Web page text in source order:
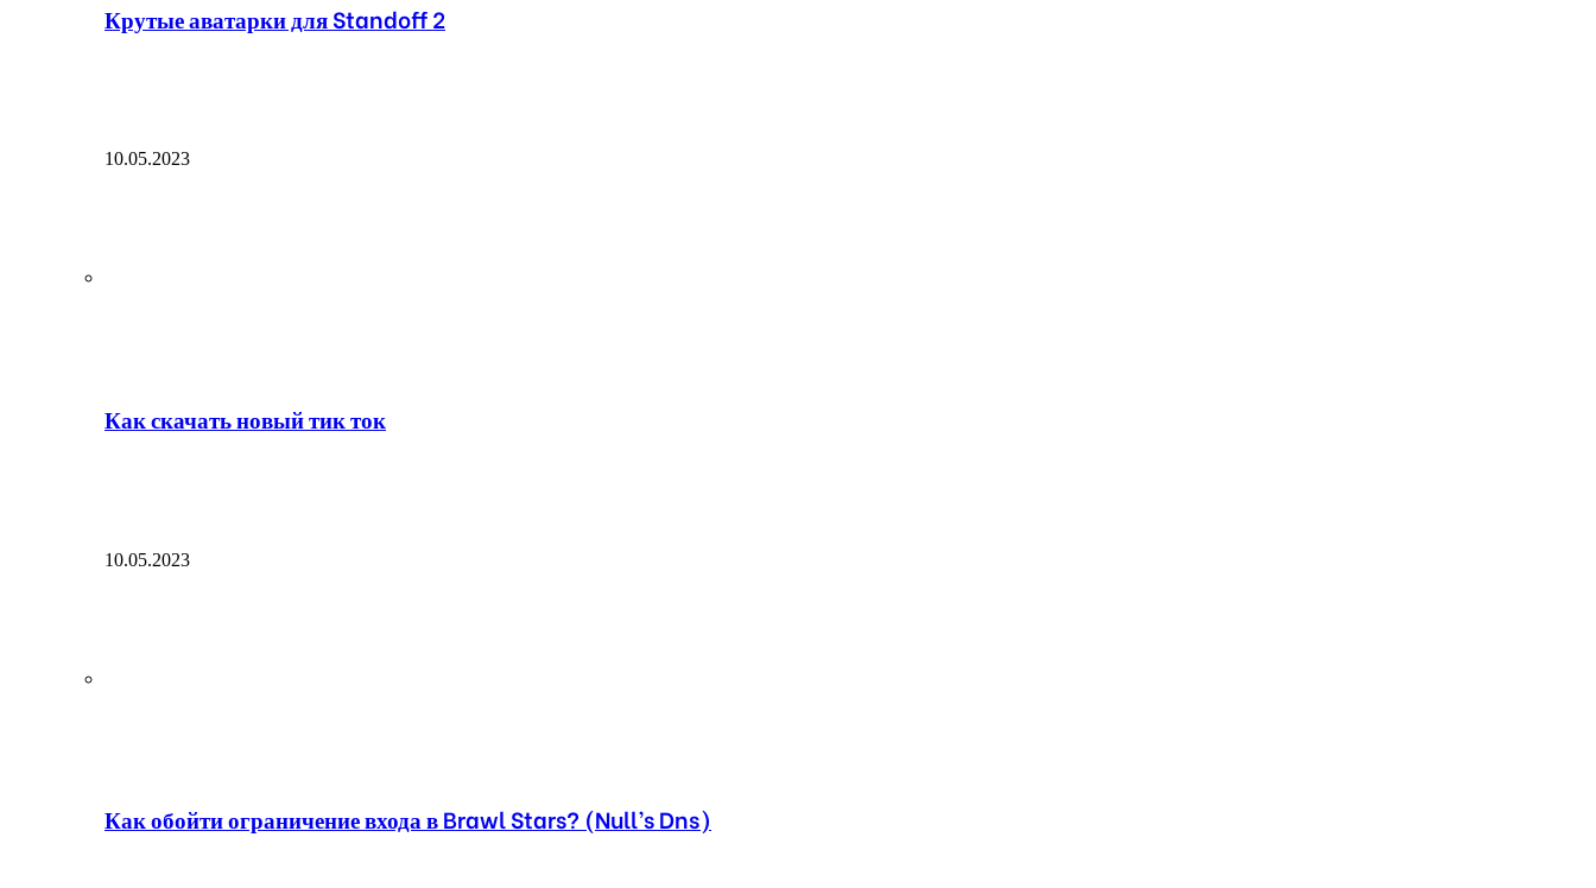
Крутые аватарки для Standoff 2
10.05.2023
Как скачать новый тик ток
10.05.2023
Как обойти ограничение входа в Brawl Stars? (Null’s Dns)